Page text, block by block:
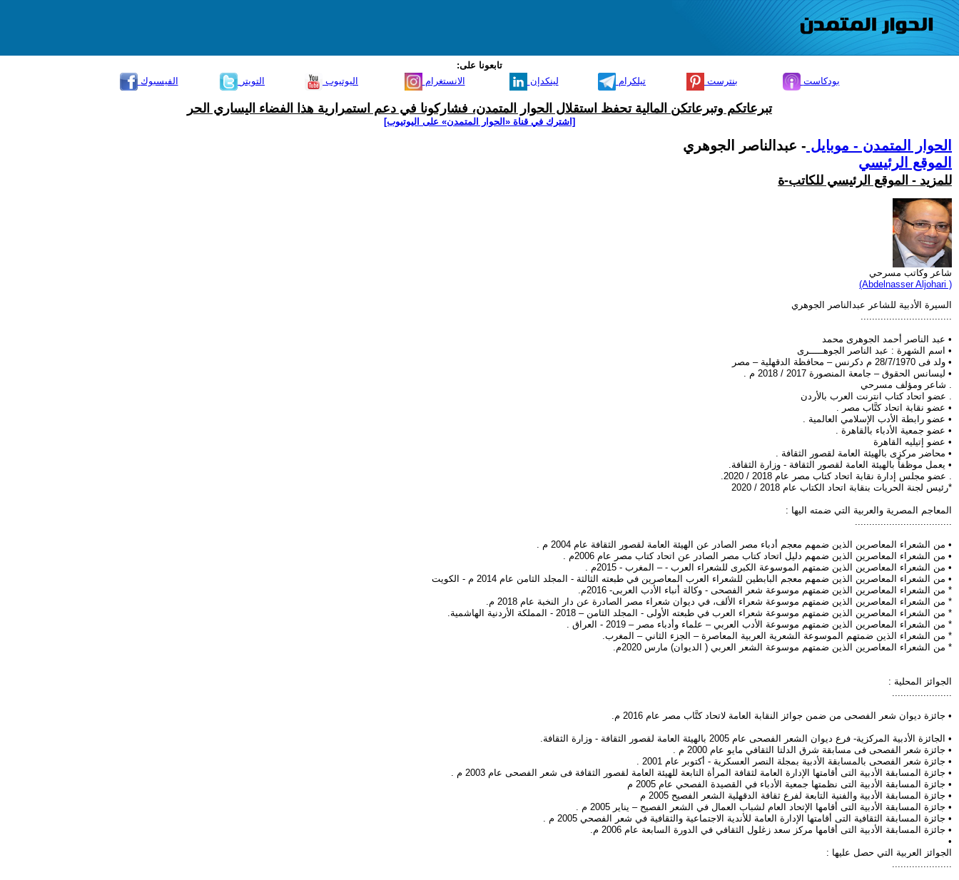
تابعونا على:
الفيسبوك
التويتر اليوتيوب الانستغرام لينكدإن تيلكرام بنترست بودكاست
تبرعاتكم وتبرعاتكن المالية تحفظ استقلال الحوار المتمدن، فشاركونا في دعم استمرارية هذا الفضاء اليساري الحر
[اشترك في قناة ‫«الحوار المتمدن» على اليوتيوب]
الحوار المتمدن - موبايل - عبدالناصر الجوهري
الموقع الرئيسي
للمزيد - الموقع الرئيسي للكاتب-ة
شاعر وكاتب مسرحي
(Abdelnasser Aljohari )
السيرة الأدبية للشاعر عبدالناصر الجوهري
• عبد الناصر أحمد الجوهرى محمد
• اسم الشهرة : عبد الناصر الجوهـــــرى
• ولد فى 28/7/1970 م دكرنس – محافظة الدقهلية – مصر
• ليسانس الحقوق – جامعة المنصورة 2017 / 2018 م .
. شاعر ومؤلف مسرحي
. عضو اتحاد كتاب انترنت العرب بالأردن
• عضو نقابة اتحاد كتَّاب مصر .
• عضو رابطة الأدب الإسلامي العالمية .
• عضو جمعية الأدباء بالقاهرة .
• عضو إتيليه القاهرة
• محاضر مركزى بالهيئة العامة لقصور الثقافة .
• يعمل موظفاً بالهيئة العامة لقصور الثقافة - وزارة الثقافة.
. عضو مجلس إدارة نقابة اتحاد كتاب مصر عام 2018 / 2020.
*رئيس لجنة الحريات بنقابة اتحاد الكتاب عام 2018 / 2020
المعاجم المصرية والعربية التي ضمته اليها :
• من الشعراء المعاصرين الذين ضمهم معجم أدباء مصر الصادر عن الهيئة العامة لقصور الثقافة عام 2004 م .
• من الشعراء المعاصرين الذين ضمهم دليل اتحاد كتاب مصر الصادر عن اتحاد كتاب مصر عام 2006م .
• من الشعراء المعاصرين الذين ضمتهم الموسوعة الكبرى للشعراء العرب - – المغرب - 2015م .
• من الشعراء المعاصرين الذين ضمهم معجم البابطين للشعراء العرب المعاصرين في طبعته الثالثة - المجلد الثامن عام 2014 م - الكويت
* من الشعراء المعاصرين الذين ضمتهم موسوعة شعر الفصحى - وكالة أنباء الأدب العربى- 2016م.
* من الشعراء المعاصرين الذين ضمتهم موسوعة شعراء الألف، في ديوان شعراء مصر الصادرة عن دار النخبة عام 2018 م.
* من الشعراء المعاصرين الذين ضمتهم موسوعة شعراء العرب في طبعته الأولى - المجلد الثامن – 2018 - المملكة الأردنية الهاشمية.
* من الشعراء المعاصرين الذين ضمتهم موسوعة الأدب العربي – علماء وأدباء مصر – 2019 - العراق .
* من الشعراء الذين ضمتهم الموسوعة الشعرية العربية المعاصرة – الجزء الثاني – المغرب.
* من الشعراء المعاصرين الذين ضمتهم موسوعة الشعر العربي ( الديوان) مارس 2020م.
الجوائز المحلية :
• جائزة ديوان شعر الفصحى من ضمن جوائز النقابة العامة لاتحاد كتَّاب مصر عام 2016 م.
• الجائزة الأدبية المركزية- فرع ديوان الشعر الفصحى عام 2005 بالهيئة العامة لقصور الثقافة - وزارة الثقافة.
• جائزة شعر الفصحى فى مسابقة شرق الدلتا الثقافي مايو عام 2000 م .
• جائزة شعر الفصحى بالمسابقة الأدبية بمجلة النصر العسكرية - أكتوبر عام 2001 .
• جائزة المسابقة الأدبية التى أقامتها الإدارة العامة لثقافة المرأة التابعة للهيئة العامة لقصور الثقافة فى شعر الفصحى عام 2003 م .
• جائزة المسابقة الأدبية التى نظمتها جمعية الأدباء في القصيدة الفصحي عام 2005 م
• جائزة المسابقة الأدبية والفنية التابعة لفرع ثقافة الدقهلية الشعر الفصيح 2005 م
• جائزة المسابقة الأدبية التى أقامها الإتحاد العام لشباب العمال في الشعر الفصيح – يناير 2005 م .
• جائزة المسابقة الثقافية التى أقامتها الإدارة العامة للأندية الاجتماعية والثقافية في شعر الفصحي 2005 م .
• جائزة المسابقة الأدبية التى أقامها مركز سعد زغلول الثقافي في الدورة السابعة عام 2006 م.
•
الجوائز العربية التي حصل عليها :